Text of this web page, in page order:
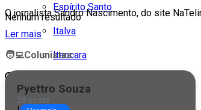
Espírito Santo
Italva
Itaocara
Macaé
Nenhum resultado
O jornalista Sandro Nascimento, do site
Ler mais
🧑‍💻Colunistas
Pyettro Souza
25 posts